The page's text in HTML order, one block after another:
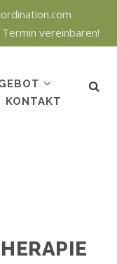
vereinbaren!
KONTAKT